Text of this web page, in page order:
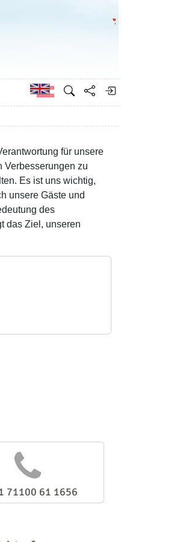
Go to the
German
für unsere
Verbesserungen zu
Es ist uns wichtig,
unsere Gäste und
des
das Ziel, unseren
71100 61 1656